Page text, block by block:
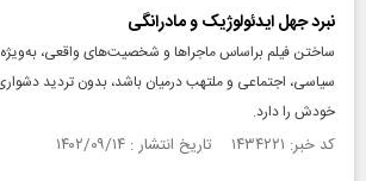
نبرد جهل ایدئولوژیک و مادرانگی
ساختن فیلم براساس ماجراها و شخصیت‌های واقعی،
سیاسی، اجتماعی و ملتهب درمیان باشد، بدون تردید
خودش را دارد.
کد خبر: ۱۴۳۴۲۲۱ تاریخ انتشار : ۱۴۰۲/۰۹/۱۴